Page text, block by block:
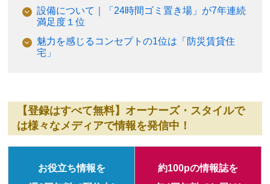
設備について｜「24時間ゴミ置き場」が7年連続
満足度１位
魅力を感じるコンセプトの1位は「防災賃貸住
宅」
【登録はすべて無料】オーナーズ・スタイルで
は様々なメディアで情報を発信中！
お役立ち情報を
約100pの情報誌を